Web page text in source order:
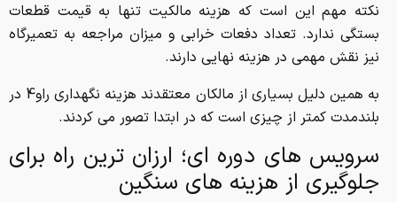
نکته مهم این است که هزینه مالکیت تنها به قیمت قطعات
بستگی ندارد. تعداد دفعات خرابی و میزان مراجعه به تعمیرگاه
نیز نقش مهمی در هزینه نهایی دارند.
به همین دلیل بسیاری از مالکان معتقدند هزینه نگهداری راو4 در
بلندمدت کمتر از چیزی است که در ابتدا تصور می کردند.
سرویس های دوره ای؛ ارزان ترین راه برای
جلوگیری از هزینه های سنگین